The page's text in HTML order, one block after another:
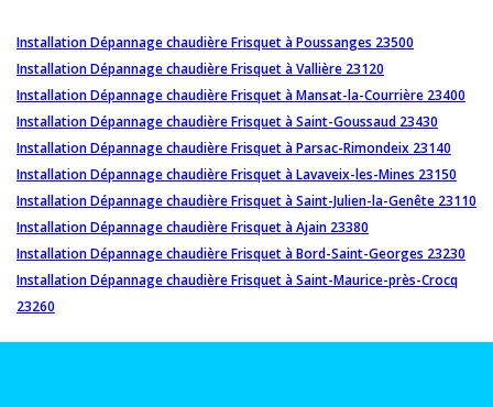
Installation Dépannage chaudière Frisquet à Poussanges 23500
Installation Dépannage chaudière Frisquet à Vallière 23120
Installation Dépannage chaudière Frisquet à Mansat-la-Courrière 23400
Installation Dépannage chaudière Frisquet à Saint-Goussaud 23430
Installation Dépannage chaudière Frisquet à Parsac-Rimondeix 23140
Installation Dépannage chaudière Frisquet à Lavaveix-les-Mines 23150
Installation Dépannage chaudière Frisquet à Saint-Julien-la-Genête 23110
Installation Dépannage chaudière Frisquet à Ajain 23380
Installation Dépannage chaudière Frisquet à Bord-Saint-Georges 23230
Installation Dépannage chaudière Frisquet à Saint-Maurice-près-Crocq
23260